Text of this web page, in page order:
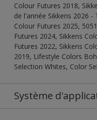
Colour Futures 2018,
de l'année Sikkens 2026
Colour Futures 2025,
Futures 2024, Sikkens
Futures 2022, Sikkens
2019, Lifestyle Colors
Selection Whites, Color
Système